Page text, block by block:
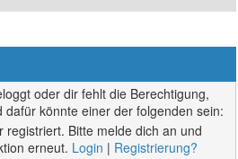
oder dir fehlt die Berechtigung,
könnte einer der folgenden sein:
registriert. Bitte melde dich an und
erneut. Login | Registrierung?